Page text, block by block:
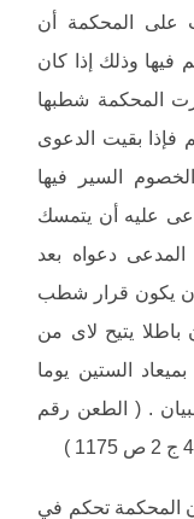
على المحكمة أن
وذلك إذا كان
المحكمة شطبها
فإذا بقيت الدعوى
السير فيها
عليه أن يتمسك
دعواه بعد
يكون قرار شطب
باطلا يتيح لاى من
الستين يوما
82 سالفة البيان . ( الطعن رقم
82 مرافعات أن المحكمة تحكم في